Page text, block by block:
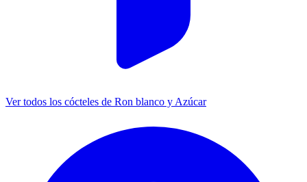
Ver todos los cócteles de Ron blanco y Azúcar